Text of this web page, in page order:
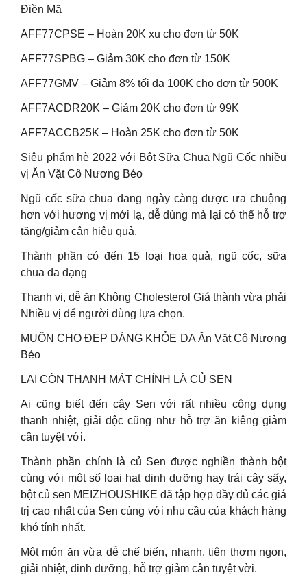
Điền Mã
AFF77CPSE – Hoàn 20K xu cho đơn từ 50K
AFF77SPBG – Giảm 30K cho đơn từ 150K
AFF77GMV – Giảm 8% tối đa 100K cho đơn từ 500K
AFF7ACDR20K – Giảm 20K cho đơn từ 99K
AFF7ACCB25K – Hoàn 25K cho đơn từ 50K
Siêu phẩm hè 2022 với Bột Sữa Chua Ngũ Cốc nhiều
vị Ăn Vặt Cô Nương Béo
Ngũ cốc sữa chua đang ngày càng được ưa chuộng
hơn với hương vị mới lạ, dễ dùng mà lại có thể hỗ trợ
tăng/giảm cân hiệu quả.
Thành phần có đến 15 loại hoa quả, ngũ cốc, sữa
chua đa dạng
Thanh vị, dễ ăn Không Cholesterol Giá thành vừa phải
Nhiều vị để người dùng lựa chọn.
MUỐN CHO ĐẸP DÁNG KHỎE DA Ăn Vặt Cô Nương
Béo
LẠI CÒN THANH MÁT CHÍNH LÀ CỦ SEN
Ai cũng biết đến cây Sen với rất nhiều công dụng
thanh nhiệt, giải độc cũng như hỗ trợ ăn kiêng giảm
cân tuyệt với.
Thành phần chính là củ Sen được nghiền thành bột
cùng với một số loại hạt dinh dưỡng hay trái cây sấy,
bột củ sen MEIZHOUSHIKE đã tập hợp đầy đủ các giá
trị cao nhất của Sen cùng với nhu cầu của khách hàng
khó tính nhất.
Một món ăn vừa dễ chế biến, nhanh, tiện thơm ngon,
giải nhiệt, dinh dưỡng, hỗ trợ giảm cân tuyệt vời.